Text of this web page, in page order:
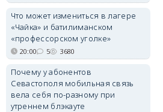
Что может измениться в лагере
«Чайка» и батилиманском
«профессорском уголке»
20:00 5 3680
Почему у абонентов
Севастополя мобильная связь
вела себя по-разному при
утреннем блэкауте